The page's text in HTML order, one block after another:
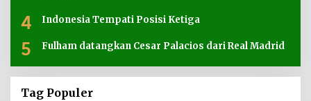
4 Indonesia Tempati Posisi Ketiga
5 Fulham datangkan Cesar Palacios dari Real Madrid
Tag Populer